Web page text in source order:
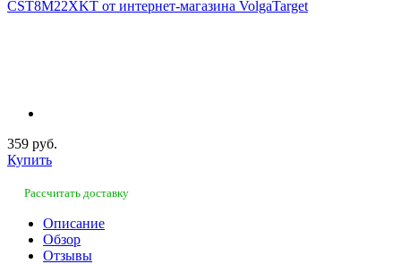
359 руб.
Купить
Рассчитать доставку
Описание
Обзор
Отзывы